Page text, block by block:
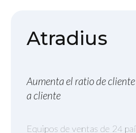
Atradius
Aumenta el ratio de
a cliente
Equipos de ventas de 24